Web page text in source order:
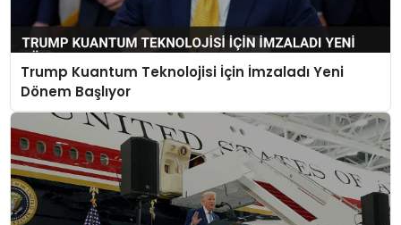
Trump Kuantum Teknolojisi İçin İmzaladı Yeni
Dönem Başlıyor